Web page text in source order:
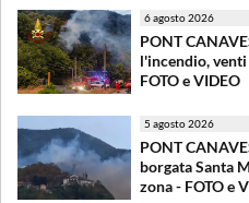
6 agosto 2026
PONT
l'incendio, venti
FOTO e VIDEO
5 agosto 2026
PONT
borgata Santa
zona - FOTO e